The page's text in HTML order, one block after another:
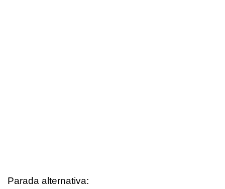
Parada alternativa: